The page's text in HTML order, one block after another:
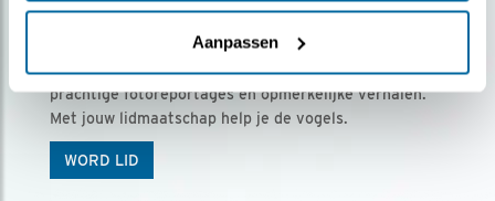
Aanpassen
Ontvang 5 x Vogels voor € 36,00 per jaar
Vogels is het tijdschrift voor onze leden, met
prachtige fotoreportages en opmerkelijke verhalen.
Met jouw lidmaatschap help je de vogels.
WORD LID